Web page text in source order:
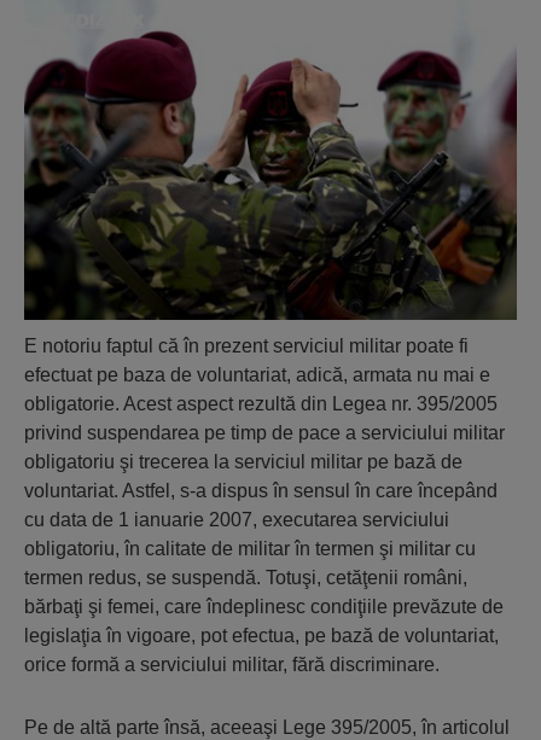
E notoriu faptul că în prezent serviciul militar poate fi
efectuat pe baza de voluntariat, adică, armata nu mai e
obligatorie. Acest aspect rezultă din Legea nr. 395/2005
privind suspendarea pe timp de pace a serviciului militar
obligatoriu şi trecerea la serviciul militar pe bază de
voluntariat. Astfel, s-a dispus în sensul în care începând
cu data de 1 ianuarie 2007, executarea serviciului
obligatoriu, în calitate de militar în termen şi militar cu
termen redus, se suspendă. Totuşi, cetăţenii români,
bărbaţi şi femei, care îndeplinesc condiţiile prevăzute de
legislaţia în vigoare, pot efectua, pe bază de voluntariat,
orice formă a serviciului militar, fără discriminare.
Pe de altă parte însă, aceeaşi Lege 395/2005, în articolul